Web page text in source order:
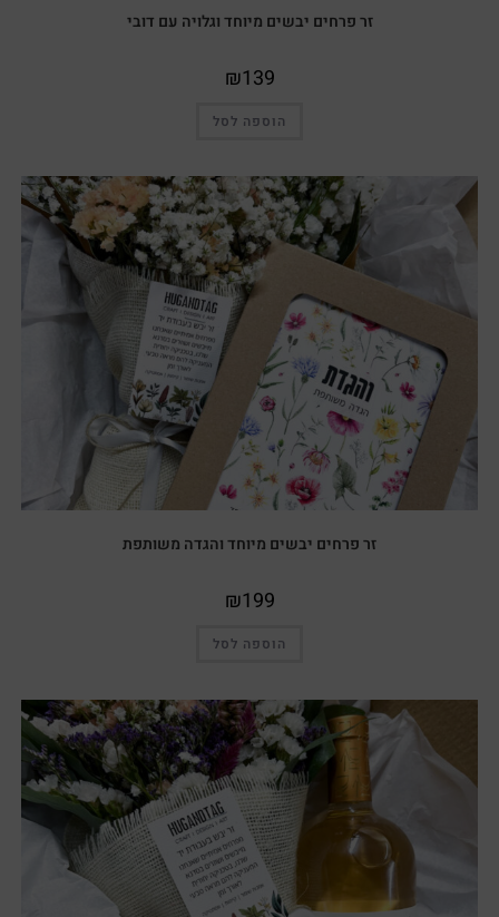
זר פרחים יבשים מיוחד וגלויה עם דובי
₪139
הוספה לסל
זר פרחים יבשים מיוחד והגדה משותפת
₪199
הוספה לסל